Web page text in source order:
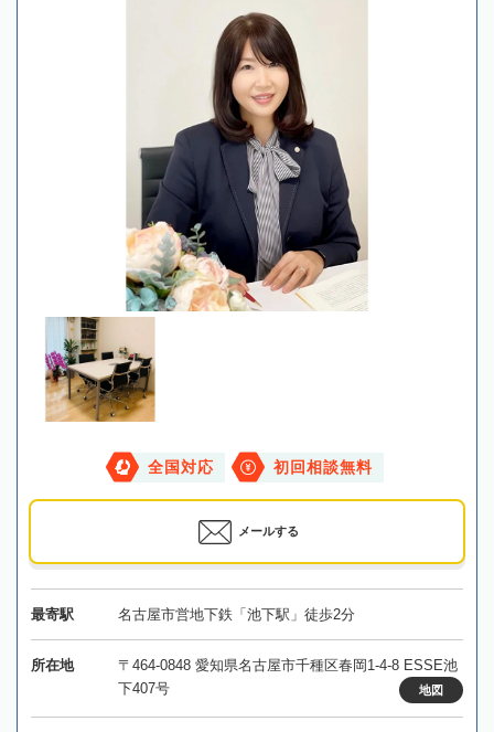
全国対応 初回相談無料
メールする
最寄駅 名古屋市営地下鉄「池下駅」徒歩2分
所在地
〒464-0848 愛知県名古屋市千種区春岡1-4-8 ESSE池
下407号
地図